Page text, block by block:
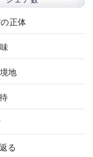
正体
地
る